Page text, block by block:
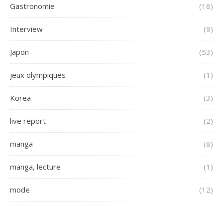
Gastronomie (18)
Interview (9)
Japon (53)
jeux olympiques (1)
Korea (3)
live report (2)
manga (8)
manga, lecture (1)
mode (12)